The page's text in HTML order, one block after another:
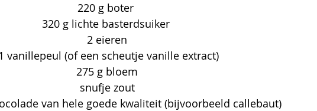
220 g boter
320 g lichte basterdsuiker
2 eieren
vanillepeul (of een scheutje vanille extract)
275 g bloem
snufje zout
van hele goede kwaliteit (bijvoorbeeld callebaut)